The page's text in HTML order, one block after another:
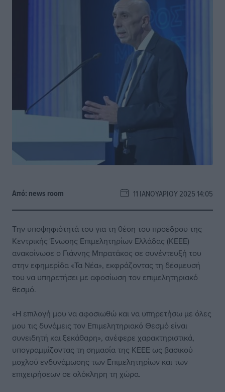
Από: news room 11 ΙΑΝΟΥΑΡΊΟΥ 2025 14:05
Την υποψηφιότητά του για τη θέση του προέδρου της
Κεντρικής Ένωσης Επιμελητηρίων Ελλάδας (ΚΕΕΕ)
ανακοίνωσε ο Γιάννης Μπρατάκος σε συνέντευξή του
στην εφημερίδα «Τα Νέα», εκφράζοντας τη δέσμευσή
του να υπηρετήσει με αφοσίωση τον επιμελητηριακό
θεσμό.
«Η επιλογή μου να αφοσιωθώ και να υπηρετήσω με όλες
μου τις δυνάμεις τον Επιμελητηριακό Θεσμό είναι
συνειδητή και ξεκάθαρη», ανέφερε χαρακτηριστικά,
υπογραμμίζοντας τη σημασία της ΚΕΕΕ ως βασικού
μοχλού ενδυνάμωσης των Επιμελητηρίων και των
επιχειρήσεων σε ολόκληρη τη χώρα.